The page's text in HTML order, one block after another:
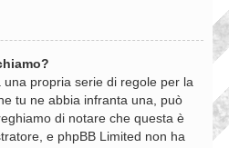
propria serie di regole per la
tu ne abbia infranta una, può
di notare che questa è
e phpBB Limited non ha